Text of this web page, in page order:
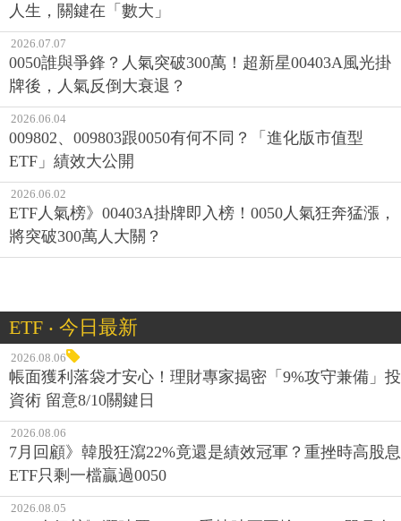
人生，關鍵在「數大」
2026.07.07
0050誰與爭鋒？人氣突破300萬！超新星00403A風光掛
牌後，人氣反倒大衰退？
2026.06.04
009802、009803跟0050有何不同？「進化版市值型
ETF」績效大公開
2026.06.02
ETF人氣榜》00403A掛牌即入榜！0050人氣狂奔猛漲，
將突破300萬人大關？
ETF ‧ 今日最新
2026.08.06
帳面獲利落袋才安心！理財專家揭密「9%攻守兼備」投
資術 留意8/10關鍵日
2026.08.06
7月回顧》韓股狂瀉22%竟還是績效冠軍？重挫時高股息
ETF只剩一檔贏過0050
2026.08.05